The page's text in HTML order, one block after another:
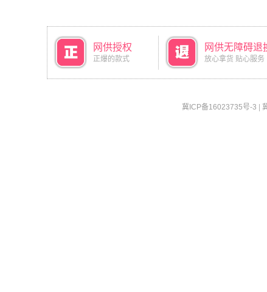
网供授权
正爆的款式
网供无障碍退
放心拿货 贴心服务
冀ICP备16023735号-3